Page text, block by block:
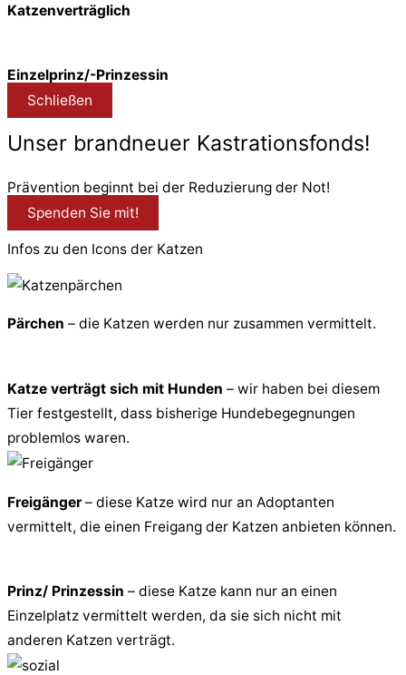
Katzenverträglich
Einzelprinz/-Prinzessin
Schließen
Unser brandneuer Kastrationsfonds!
Prävention beginnt bei der Reduzierung der Not!
Spenden Sie mit!
Infos zu den Icons der Katzen
Pärchen – die Katzen werden nur zusammen vermittelt.
Katze verträgt sich mit Hunden – wir haben bei diesem
Tier festgestellt, dass bisherige Hundebegegnungen
problemlos waren.
Freigänger – diese Katze wird nur an Adoptanten
vermittelt, die einen Freigang der Katzen anbieten können.
Prinz/ Prinzessin – diese Katze kann nur an einen
Einzelplatz vermittelt werden, da sie sich nicht mit
anderen Katzen verträgt.